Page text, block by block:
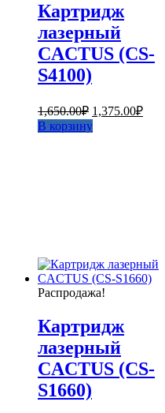
Картридж
лазерный
CACTUS (CS-
S4100)
1,650.00₽
цена
составляла
1,375.00₽
В корзину
Распродажа!
Картридж
лазерный
CACTUS (CS-
S1660)